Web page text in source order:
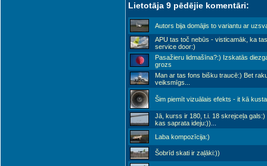
Lietotāja 9 pēdējie komentāri:
Autors bija domājis to variantu ar
APU tas toč nebūs - visticamāk, ka
service door:)
Pasažieru lidmašīna?:) Izskatās
grozs
Man ar tas fons bišku traucē:) Bet
veiksmīgs...
Šim piemīt vizuālais efekts - it kā
Jā, kurss ir 180, t.i. 18 skrejceļa gals:)
kas saprata ideju:))
Laba kompozīcija:)
Šobrīd skati ir zaļāki:))